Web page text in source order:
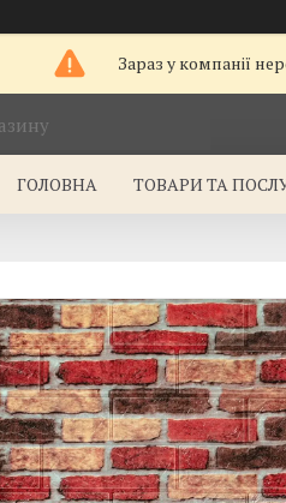
Зараз у компанії
ГОЛОВНА ТОВАРИ ТА